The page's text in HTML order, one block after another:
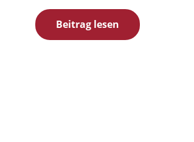
Beitrag lesen